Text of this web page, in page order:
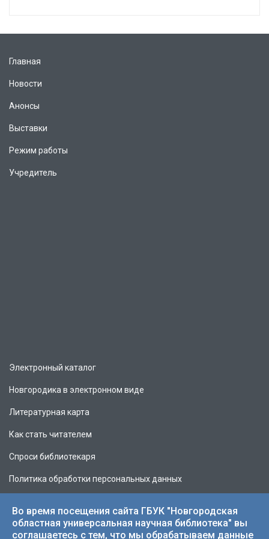
Главная
Новости
Анонсы
Выставки
Режим работы
Учредитель
Электронный каталог
Новгородика в электронном виде
Литературная карта
Как стать читателем
Спроси библиотекаря
Политика обработки персональных данных
Во время посещения сайта ГБУК "Новгородская
областная универсальная научная библиотека" вы
соглашаетесь с тем, что мы обрабатываем данные